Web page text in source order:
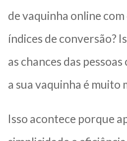
de vaquinha online
índices de conversão?
as chances das
a sua vaquinha é muito
Isso acontece porque